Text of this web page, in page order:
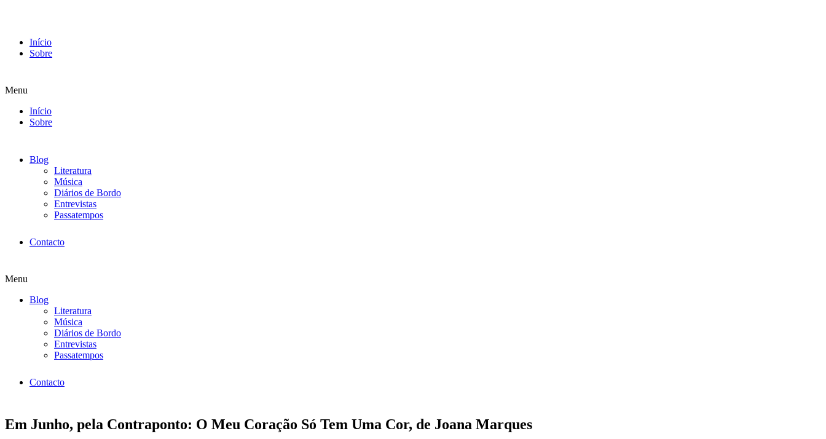
Início
Sobre
Menu
Início
Sobre
Blog
Literatura
Música
Diários de Bordo
Entrevistas
Passatempos
Contacto
Menu
Blog
Literatura
Música
Diários de Bordo
Entrevistas
Passatempos
Contacto
Em Junho, pela Contraponto: O Meu Coração Só Tem Uma Cor, de Joana Marques